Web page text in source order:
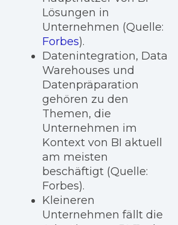
Lösungen in
Unternehmen (Quelle:
Forbes).
Datenintegration, Data
Warehouses und
Datenpräparation
gehören zu den
Themen, die
Unternehmen im
Kontext von BI aktuell
am meisten
beschäftigt (Quelle:
Forbes).
Kleineren
Unternehmen fällt die